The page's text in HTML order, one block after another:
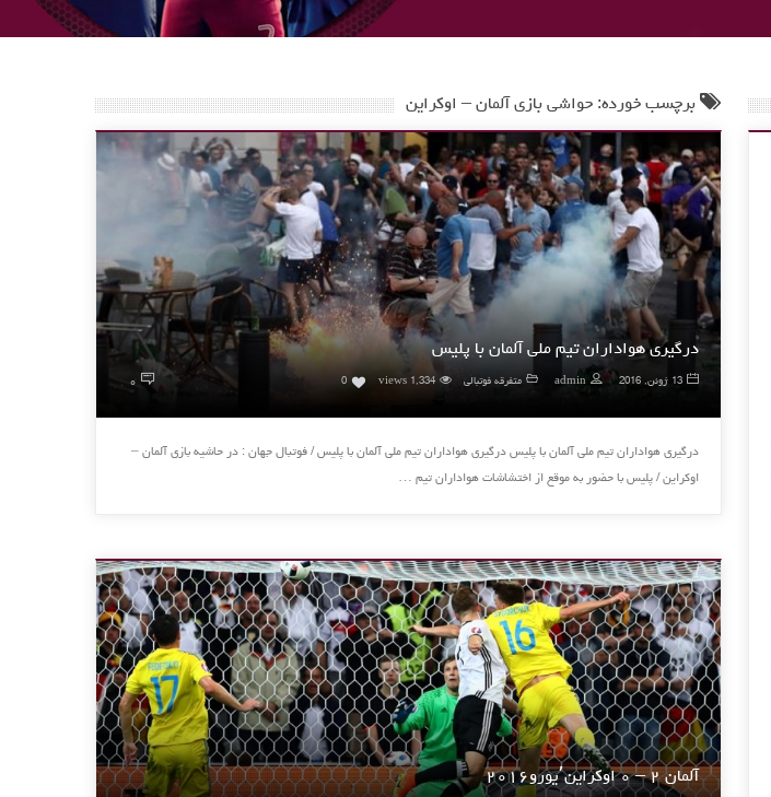
برچسب خورده: حواشی بازی آلمان – اوکراین
درگیری هواداران تیم ملی آلمان با پلیس
13 ژوئن, 2016 admin متفرقه فوتبالی 1,334 views
0 ۰
درگیری هواداران تیم ملی آلمان با پلیس درگیری هواداران تیم ملی آلمان با پلیس / فوتبال جهان : در حاشیه بازی آلمان –
اوکراین / پلیس با حضور به موقع از اختشاشات هواداران تیم …
آلمان ۲ – ۰ اوکراین٬یورو۲۰۱۶